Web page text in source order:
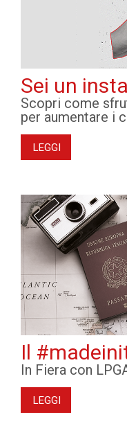
Sei un
Scopri come
per aumentare i
LEGGI
Il
In Fiera con
LEGGI